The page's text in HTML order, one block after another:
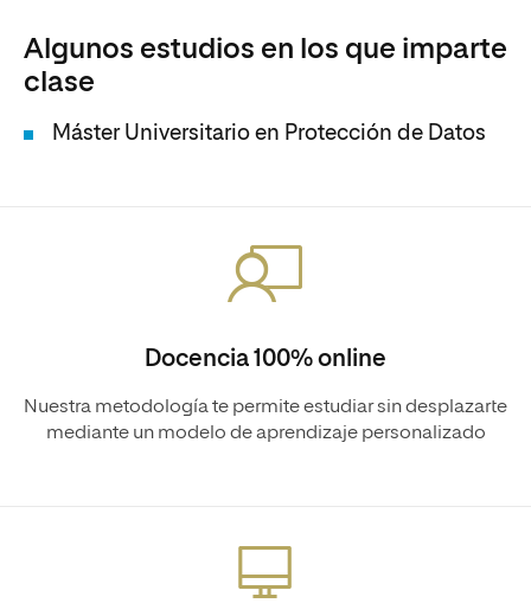
Algunos estudios en los que imparte
clase
Máster Universitario en Protección de Datos
Docencia 100% online
Nuestra metodología te permite estudiar sin desplazarte
mediante un modelo de aprendizaje personalizado